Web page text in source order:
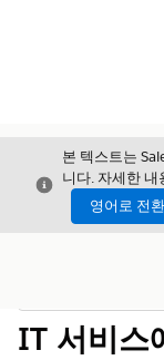
닫기
본 텍스트는
니다. 자세한 내
영어로 전환
IT 서비스